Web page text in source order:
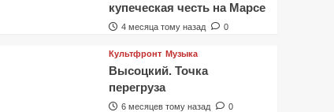
купеческая честь на Марсе
4 месяца тому назад 0
Культфронт Музыка
Высоцкий. Точка
перегруза
6 месяцев тому назад 0